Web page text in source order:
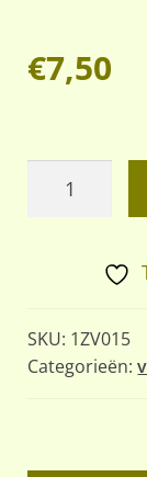
€7,50
SKU: 1ZV015
Categorieën: